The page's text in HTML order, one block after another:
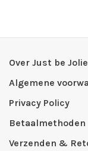
Over Just be Jolie
Algemene
Privacy Policy
Betaalmethoden
Verzenden &